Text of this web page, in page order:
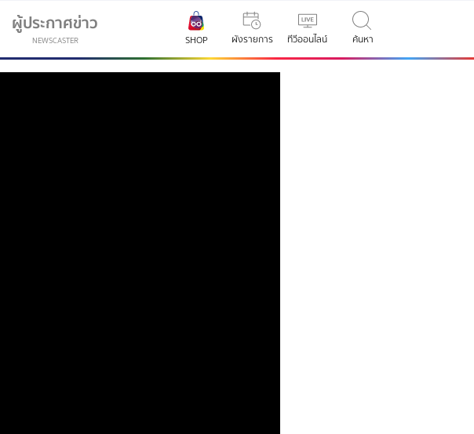
ผู้ประกาศข่าว
NEWSCASTER SHOP ผังรายการ ทีวีออนไลน์ ค้นหา